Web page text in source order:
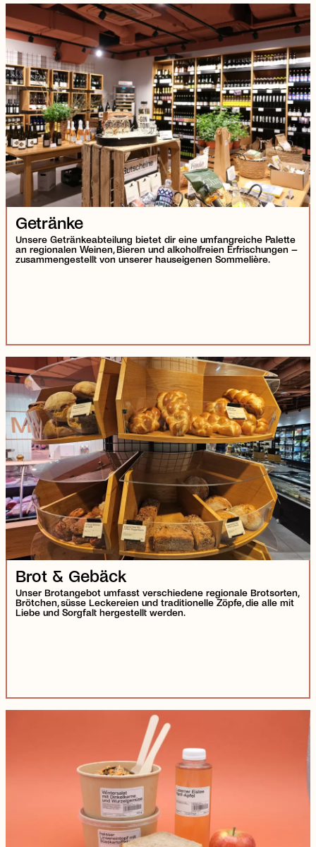
Getränke
Unsere Getränkeabteilung bietet dir eine umfangreiche Palette
an regionalen Weinen, Bieren und alkoholfreien Erfrischungen –
zusammengestellt von unserer hauseigenen Sommelière.
Brot & Gebäck
Unser Brotangebot umfasst verschiedene regionale Brotsorten,
Brötchen, süsse Leckereien und traditionelle Zöpfe, die alle mit
Liebe und Sorgfalt hergestellt werden.